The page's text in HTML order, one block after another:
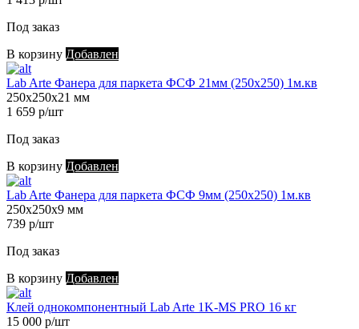
Под заказ
В корзину Добавлен
Lab Arte Фанера для паркета ФСФ 21мм (250х250) 1м.кв
250х250х21 мм
1 659 р/шт
Под заказ
В корзину Добавлен
Lab Arte Фанера для паркета ФСФ 9мм (250х250) 1м.кв
250х250х9 мм
739 р/шт
Под заказ
В корзину Добавлен
Клей однокомпонентный Lab Arte 1K-MS PRO 16 кг
15 000 р/шт